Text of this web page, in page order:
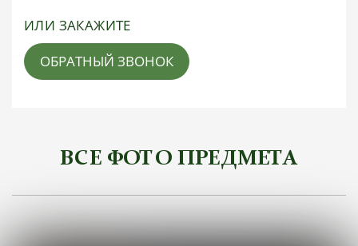
ИЛИ ЗАКАЖИТЕ
ОБРАТНЫЙ ЗВОНОК
ВСЕ ФОТО ПРЕДМЕТА